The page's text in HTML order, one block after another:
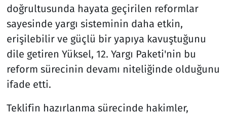
doğrultusunda hayata geçirilen reformlar
sayesinde yargı sisteminin daha etkin,
erişilebilir ve güçlü bir yapıya kavuştuğunu
dile getiren Yüksel, 12. Yargı Paketi'nin bu
reform sürecinin devamı niteliğinde olduğunu
ifade etti.
Teklifin hazırlanma sürecinde hakimler,